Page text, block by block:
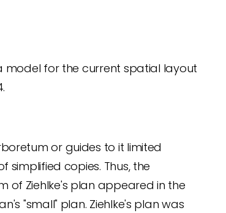
model for the current spatial layout
or guides to it limited
simplified copies. Thus, the
of Ziehlke's plan appeared in the
"small" plan. Ziehlke's plan was